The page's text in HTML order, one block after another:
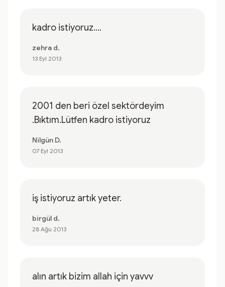
kadro istiyoruz....
zehra d.
13 Eyl 2013
2001 den beri özel sektördeyim
.Bıktım.Lütfen kadro istiyoruz
Nilgün D.
07 Eyl 2013
iş istiyoruz artık yeter.
birgül d.
28 Ağu 2013
alın artık bizim allah için yavvv